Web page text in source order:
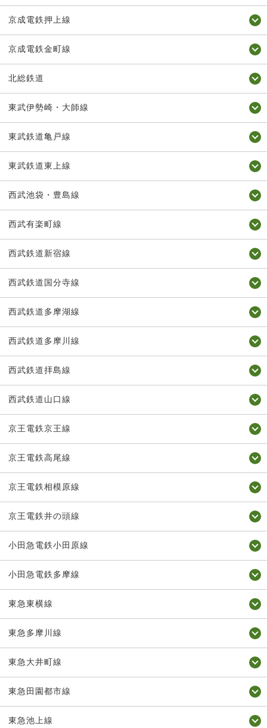
京成電鉄押上線
京成電鉄金町線
北総鉄道
東武伊勢崎・大師線
東武鉄道亀戸線
東武鉄道東上線
西武池袋・豊島線
西武有楽町線
西武鉄道新宿線
西武鉄道国分寺線
西武鉄道多摩湖線
西武鉄道多摩川線
西武鉄道拝島線
西武鉄道山口線
京王電鉄京王線
京王電鉄高尾線
京王電鉄相模原線
京王電鉄井の頭線
小田急電鉄小田原線
小田急電鉄多摩線
東急東横線
東急多摩川線
東急大井町線
東急田園都市線
東急池上線